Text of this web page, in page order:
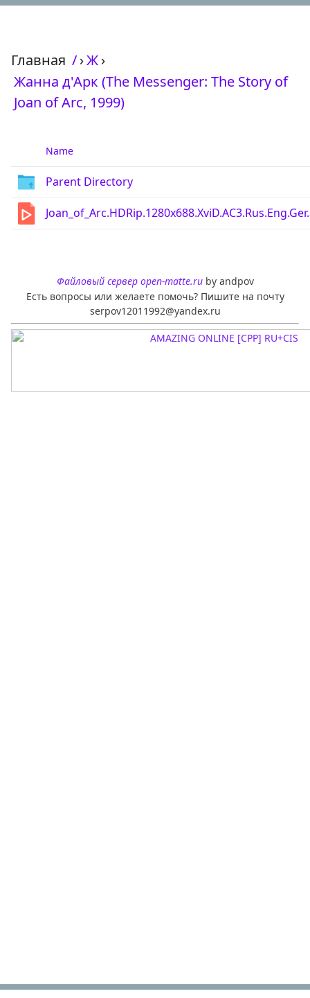
Главная /›Ж›
Жанна д'Арк (The Messenger: The Story of
Joan of Arc, 1999)
Name
Parent Directory
Файловый сервер open-matte.ruby andpov
Есть вопросы или желаете помочь? Пишите на почту
serpov12011992@yandex.ru